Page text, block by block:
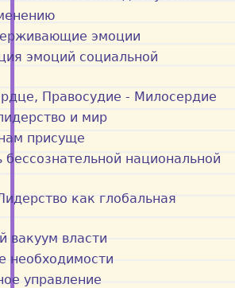
эмоции
эмоций социальной
Правосудие - Милосердие
и мир
присуще
бессознательной национальной
как глобальная
вакуум власти
необходимости
управление